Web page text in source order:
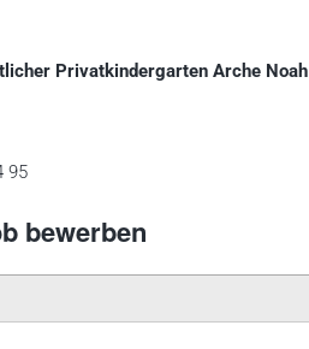
Privatkindergarten Arche Noah
95
bewerben